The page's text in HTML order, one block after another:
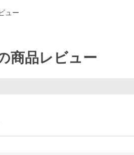
ュー
商品レビュー